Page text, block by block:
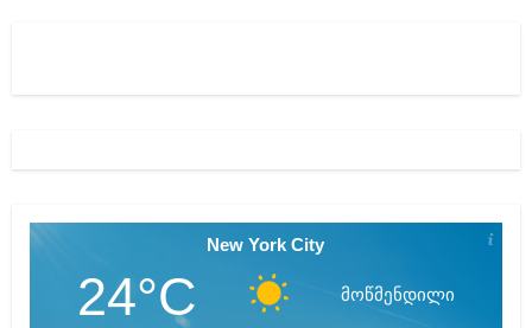
New York City
24°C მოწმენდილი